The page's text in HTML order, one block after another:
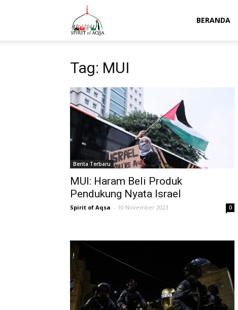
of
Aqsa
BERANDA
Tag: MUI
Berita Terbaru
MUI: Haram Beli Produk
Pendukung Nyata Israel
Spirit of Aqsa - 10 November 2023 0